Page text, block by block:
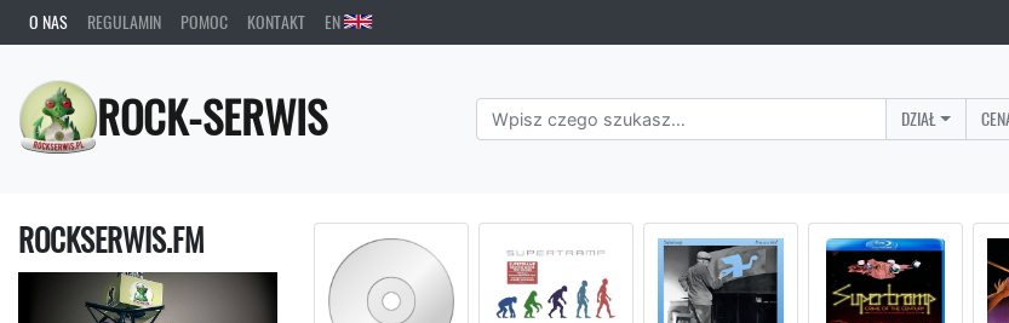
O NAS REGULAMIN POMOC KONTAKT EN
ROCK-SERWIS DZIAŁ
ROCKSERWIS.FM